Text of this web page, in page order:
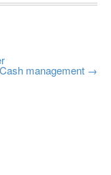
Cash management →